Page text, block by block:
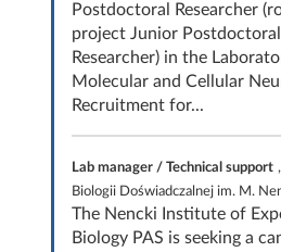
Postdoctoral Researcher
project Junior Postdoctoral
Researcher) in the
Molecular and Cellular
Recruitment for...
Lab manager / Technical support
Biologii Doświadczalnej im. M.
The Nencki Institute of
Biology PAS is seeking a